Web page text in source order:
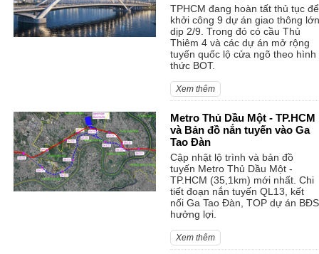
TPHCM đang hoàn tất thủ tục để
khởi công 9 dự án giao thông lớn
dịp 2/9. Trong đó có cầu Thủ
Thiêm 4 và các dự án mở rộng
tuyến quốc lộ cửa ngõ theo hình
thức BOT.
Xem thêm
Metro Thủ Dầu Một - TP.HCM
và Bản đồ nắn tuyến vào Ga
Tao Đàn
Cập nhật lộ trình và bản đồ
tuyến Metro Thủ Dầu Một -
TP.HCM (35,1km) mới nhất. Chi
tiết đoạn nắn tuyến QL13, kết
nối Ga Tao Đàn, TOP dự án BĐS
hưởng lợi.
Xem thêm